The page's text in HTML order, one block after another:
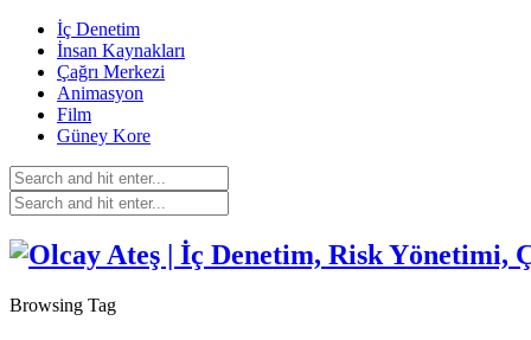
İç Denetim
İnsan Kaynakları
Çağrı Merkezi
Animasyon
Film
Güney Kore
Browsing Tag